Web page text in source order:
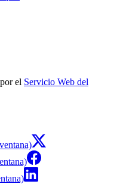
el Servicio Web del